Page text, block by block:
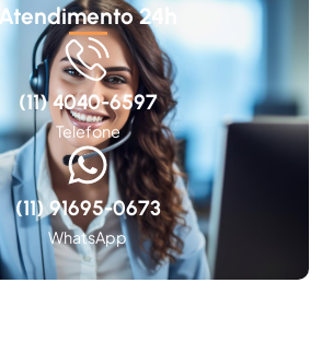
Atendimento 24h
(11) 4040-6597
Telefone
(11) 91695-0673
WhatsApp